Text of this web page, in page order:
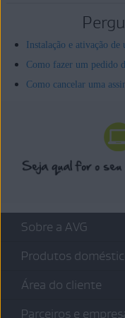
Instalação e ativação
Como fazer um pedido
Como cancelar uma
Sobre a AVG
Produtos
Área do cliente
Parceiros e